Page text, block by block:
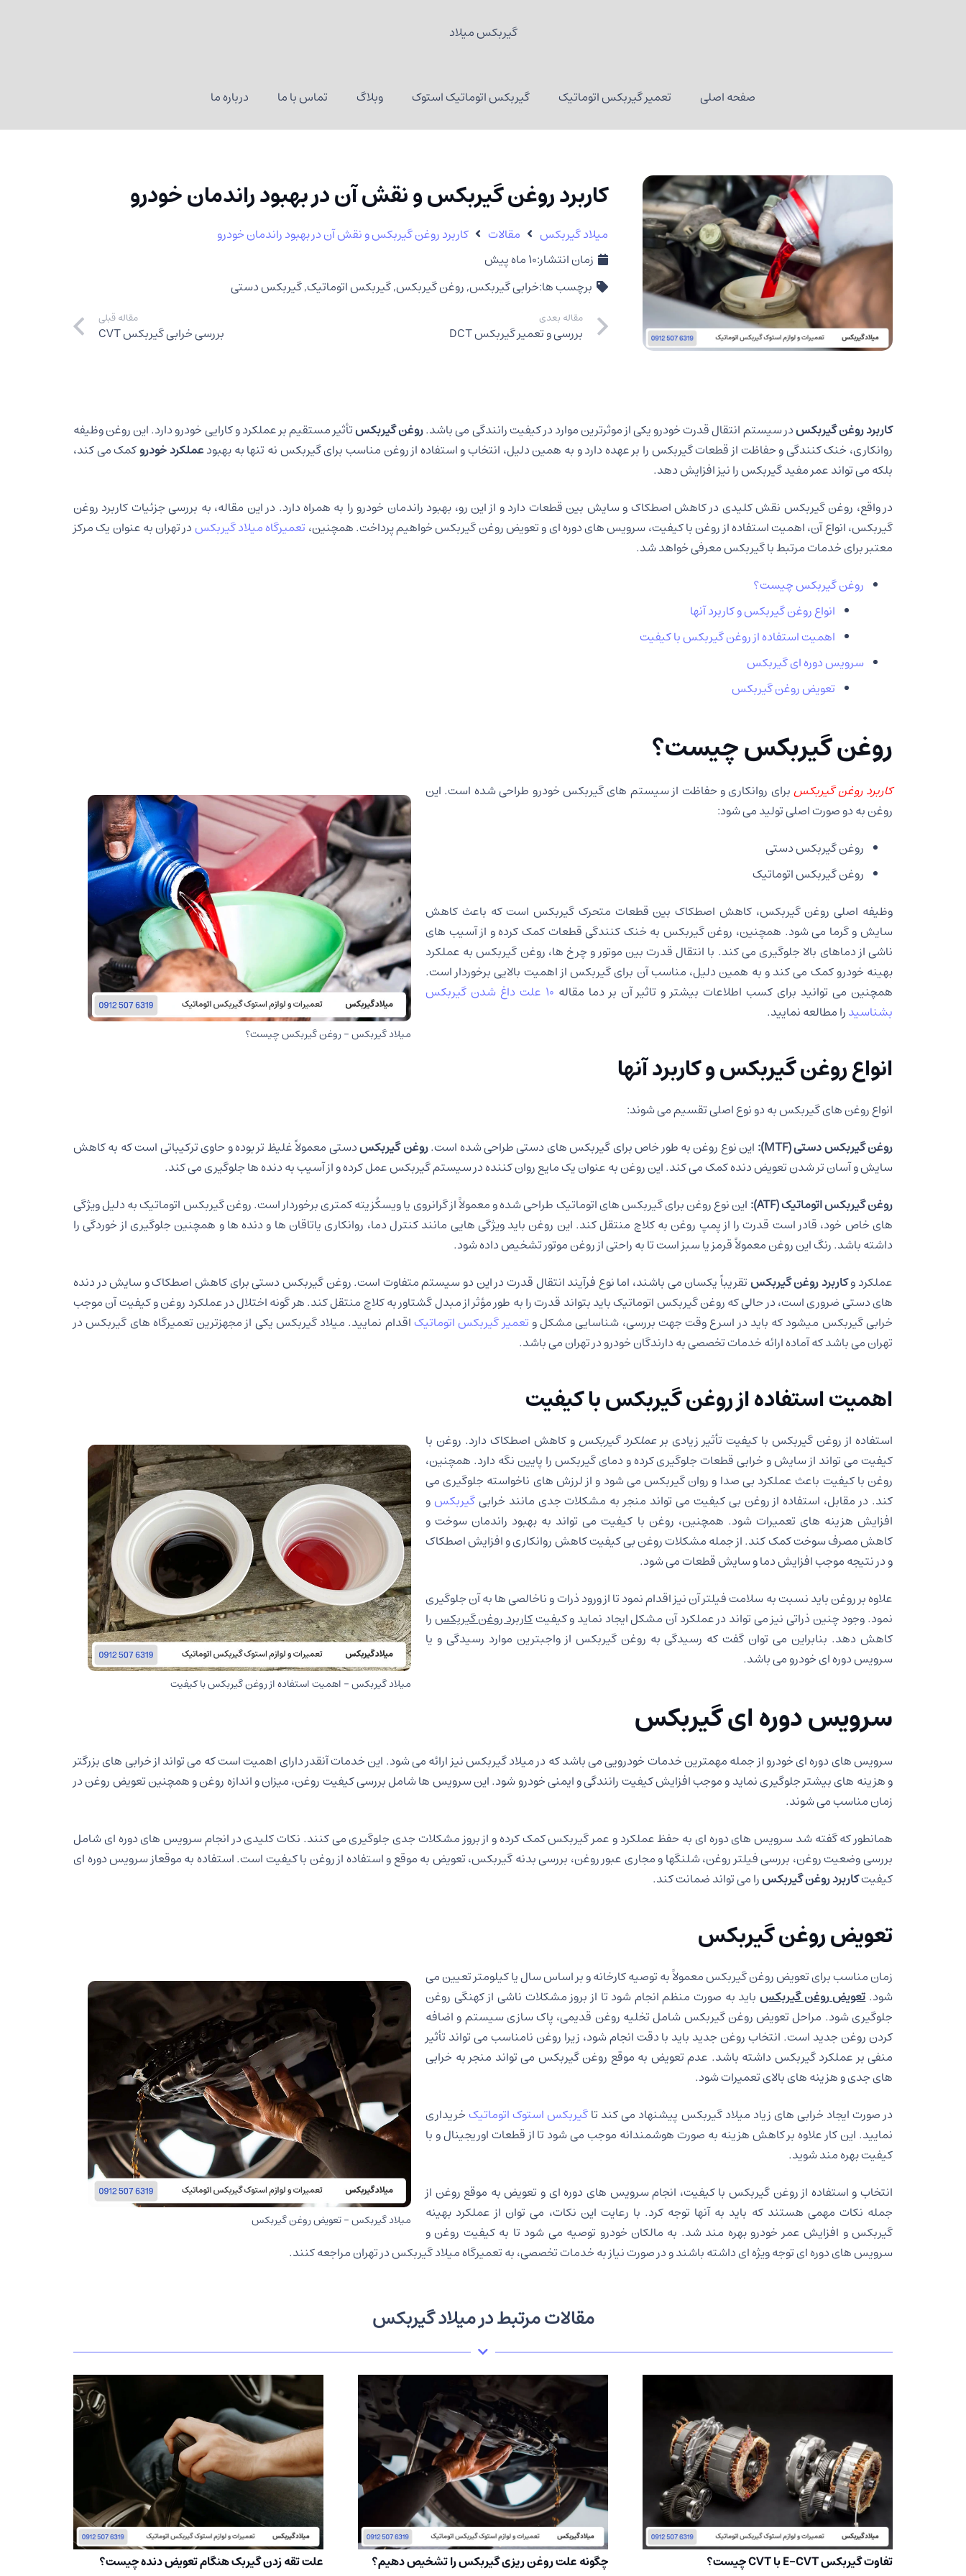
گیربکس میلاد
صفحه اصلی تعمیر گیربکس اتوماتیک گیربکس اتوماتیک استوک وبلاگ تماس با ما درباره ما
کاربرد روغن گیربکس و نقش آن در بهبود راندمان خودرو
میلاد گیربکس مقالات
کاربرد روغن گیربکس و نقش آن در بهبود راندمان خودرو
زمان انتشار:10 ماه پیش
برچسب ها:خرابی گیربکس,روغن گیربکس,گیربکس اتوماتیک,گیربکس دستی
مقاله قبلی
بررسی خرابی گیربکس CVT
مقاله بعدی
بررسی و تعمیر گیربکس DCT
کاربرد روغن گیربکسدر سیستم انتقال قدرت خودرو یکی از موثرترین موارد در کیفیت رانندگی می باشد.روغن گیربکستأثیر مستقیم بر عملکرد و کارایی خودرو دارد. این روغن وظیفه
روانکاری، خنک کنندگی و حفاظت از قطعات گیربکس را بر عهده دارد و به همین دلیل، انتخاب و استفاده از روغن مناسب برای گیربکس نه تنها به بهبودعملکرد خودروکمک می کند،
بلکه می تواند عمر مفید گیربکس را نیز افزایش دهد.
در واقع، روغن گیربکس نقش کلیدی در کاهش اصطکاک و سایش بین قطعات دارد و از این رو، بهبود راندمان خودرو را به همراه دارد. در این مقاله، به بررسی جزئیات کاربرد روغن
گیربکس، انواع آن، اهمیت استفاده از روغن با کیفیت، سرویس های دوره ای و تعویض روغن گیربکس خواهیم پرداخت. همچنین، تعمیرگاه میلاد گیربکس در تهران به عنوان یک مرکز
معتبر برای خدمات مرتبط با گیربکس معرفی خواهد شد.
روغن گیربکس چیست؟
انواع روغن گیربکس و کاربرد آنها
اهمیت استفاده از روغن گیربکس با کیفیت
سرویس دوره ای گیربکس
تعویض روغن گیربکس
روغن گیربکس چیست؟
میلاد گیربکس – روغن گیربکس چیست؟
کاربرد روغن گیربکسبرای روانکاری و حفاظت از سیستم های گیربکس خودرو طراحی شده است. این
روغن به دو صورت اصلی تولید می شود:
روغن گیربکس دستی
روغن گیربکس اتوماتیک
وظیفه اصلی روغن گیربکس، کاهش اصطکاک بین قطعات متحرک گیربکس است که باعث کاهش
سایش و گرما می شود. همچنین، روغن گیربکس به خنک کنندگی قطعات کمک کرده و از آسیب های
ناشی از دماهای بالا جلوگیری می کند. با انتقال قدرت بین موتور و چرخ ها، روغن گیربکس به عملکرد
بهینه خودرو کمک می کند و به همین دلیل، مناسب آن برای گیربکس از اهمیت بالایی برخوردار است.
همچنین می توانید برای کسب اطلاعات بیشتر و تاثیر آن بر دما مقاله
10 علت داغ شدن گیربکس
بشناسیدرا مطالعه نمایید.
انواع روغن گیربکس و کاربرد آنها
انواع روغن های گیربکس به دو نوع اصلی تقسیم می شوند:
روغن گیربکس دستی (MTF
): این نوع روغن به طور خاص برای گیربکس های دستی طراحی شده است.روغن گیربکسدستی معمولاً غلیظ تر بوده و حاوی ترکیباتی است که به کاهش
سایش و آسان تر شدن تعویض دنده کمک می کند. این روغن به عنوان یک مایع روان کننده در سیستم گیربکس عمل کرده و از آسیب به دنده ها جلوگیری می کند.
روغن گیربکس اتوماتیک (ATF
): این نوع روغن برای گیربکس های اتوماتیک طراحی شده و معمولاً از گرانروی یا ویسکُزیته کمتری برخوردار است. روغن گیربکس اتوماتیک به دلیل ویژگی
های خاص خود، قادر است قدرت را از پمپ روغن به کلاچ منتقل کند. این روغن باید ویژگی هایی مانند کنترل دما، روانکاری یاتاقان ها و دنده ها و همچنین جلوگیری از خوردگی را
داشته باشد. رنگ این روغن معمولاً قرمز یا سبز است تا به راحتی از روغن موتور تشخیص داده شود.
عملکرد وکاربرد روغن گیربکس تقریباً یکسان می باشند، اما نوع فرآیند انتقال قدرت در این دو سیستم متفاوت است. روغن گیربکس دستی برای کاهش اصطکاک و سایش در دنده
های دستی ضروری است، در حالی که روغن گیربکس اتوماتیک باید بتواند قدرت را به طور مؤثر از مبدل گشتاور به کلاچ منتقل کند. هر گونه اختلال در عملکرد روغن و کیفیت آن موجب
خرابی گیربکس میشود که باید در اسرع وقت جهت بررسی، شناسایی مشکل و تعمیر گیربکس اتوماتیک اقدام نمایید. میلاد گیربکس یکی از مجهزترین تعمیرگاه های گیربکس در
تهران می باشد که آماده ارائه خدمات تخصصی به دارندگان خودرو در تهران می باشد.
اهمیت استفاده از روغن گیربکس با کیفیت
میلاد گیربکس – اهمیت استفاده از روغن گیربکس با کیفیت
استفاده از روغن گیربکس با کیفیت تأثیر زیادی بر عملکرد گیربکسو کاهش اصطکاک دارد. روغن با
کیفیت می تواند از سایش و خرابی قطعات جلوگیری کرده و دمای گیربکس را پایین نگه دارد. همچنین،
روغن با کیفیت باعث عملکرد بی صدا و روان گیربکس می شود و از لرزش های ناخواسته جلوگیری می
کند. در مقابل، استفاده از روغن بی کیفیت می تواند منجر به مشکلات جدی مانند خرابیگیربکس و
افزایش هزینه های تعمیرات شود. همچنین، روغن با کیفیت می تواند به بهبود راندمان سوخت و
کاهش مصرف سوخت کمک کند. از جمله مشکلات روغن بی کیفیت کاهش روانکاری و افزایش اصطکاک
و در نتیجه موجب افزایش دما و سایش قطعات می شود.
علاوه بر روغن باید نسبت به سلامت فیلتر آن نیز اقدام نمود تا از ورود ذرات و ناخالصی ها به آن جلوگیری
نمود. وجود چنین ذراتی نیز می تواند در عملکرد آن مشکل ایجاد نماید و کیفیتکاربرد روغن گیربکسرا
کاهش دهد. بنابراین می توان گفت که رسیدگی به روغن گیربکس از واجبترین موارد رسیدگی و یا
سرویس دوره ای خودرو می باشد.
سرویس دوره ای گیربکس
سرویس های دوره ای خودرو از جمله مهمترین خدمات خودرویی می باشد که در میلاد گیربکس نیز ارائه می شود. این خدمات آنقدر دارای اهمیت است که می تواند از خرابی های بزرگتر
و هزینه های بیشتر جلوگیری نماید و موجب افزایش کیفیت رانندگی و ایمنی خودرو شود. این سرویس ها شامل بررسی کیفیت روغن، میزان و اندازه روغن و همچنین تعویض روغن در
زمان مناسب می شوند.
همانطور که گفته شد سرویس های دوره ای به حفظ عملکرد و عمر گیربکس کمک کرده و از بروز مشکلات جدی جلوگیری می کنند. نکات کلیدی در انجام سرویس های دوره ای شامل
بررسی وضعیت روغن، بررسی فیلتر روغن، شلنگها و مجاری عبور روغن، بررسی بدنه گیربکس، تعویض به موقع و استفاده از روغن با کیفیت است. استفاده به موقعاز سرویس دوره ای
کیفیتکاربرد روغن گیربکسرا می تواند ضمانت کند.
تعویض روغن گیربکس
میلاد گیربکس – تعویض روغن گیربکس
زمان مناسب برای تعویض روغن گیربکس معمولاً به توصیه کارخانه و بر اساس سال یا کیلومتر تعیین می
شود.تعویض روغن گیربکس باید به صورت منظم انجام شود تا از بروز مشکلات ناشی از کهنگی روغن
جلوگیری شود. مراحل تعویض روغن گیربکس شامل تخلیه روغن قدیمی، پاک سازی سیستم و اضافه
کردن روغن جدید است. انتخاب روغن جدید باید با دقت انجام شود، زیرا روغن نامناسب می تواند تأثیر
منفی بر عملکرد گیربکس داشته باشد. عدم تعویض به موقع روغن گیربکس می تواند منجر به خرابی
های جدی و هزینه های بالای تعمیرات شود.
در صورت ایجاد خرابی های زیاد میلاد گیربکس پیشنهاد می کند تاگیربکس استوک اتوماتیک خریداری
نمایید. این کار علاوه بر کاهش هزینه به صورت هوشمندانه موجب می شود تا از قطعات اوریجینال و با
کیفیت بهره مند شوید.
انتخاب و استفاده از روغن گیربکس با کیفیت، انجام سرویس های دوره ای و تعویض به موقع روغن از
جمله نکات مهمی هستند که باید به آنها توجه کرد. با رعایت این نکات، می توان از عملکرد بهینه
گیربکس و افزایش عمر خودرو بهره مند شد. به مالکان خودرو توصیه می شود تا به کیفیت روغن و
سرویس های دوره ای توجه ویژه ای داشته باشند و در صورت نیاز به خدمات تخصصی، به تعمیرگاه میلاد گیربکس در تهران مراجعه کنند.
مقالات مرتبط در میلاد گیربکس
تفاوت گیربکس E-CVT با CVT چیست؟ چگونه علت روغن ریزی گیربکس را تشخیص دهیم؟ علت تقه زدن گیربک هنگام تعویض دنده چیست؟